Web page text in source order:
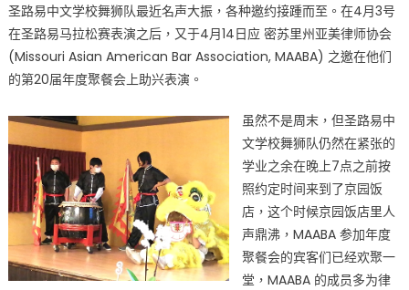
路
易
中
文
校
队
应
MAABA（Missouri
Asian
American
圣路易中文学校舞狮队最近名声大振，各种邀约接踵而至。在4月3号
在圣路易马拉松赛表演之后，又于4月14日应 密苏里州亚美律师协会
(Missouri Asian American Bar Association, MAABA) 之邀在他们
的第20届年度聚餐会上助兴表演。
虽然不是周末，但圣路易中
文学校舞狮队仍然在紧张的
学业之余在晚上7点之前按
照约定时间来到了京园饭
店，这个时候京园饭店里人
声鼎沸，MAABA 参加年度
聚餐会的宾客们已经欢聚一
堂，MAABA 的成员多为律